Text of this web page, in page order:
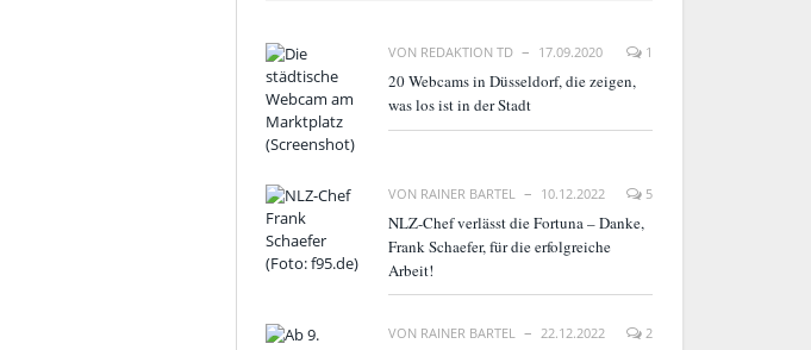
VON REDAKTION TD 17.09.2020 1
20 Webcams in Düsseldorf, die zeigen,
was los ist in der Stadt
VON RAINER BARTEL 10.12.2022 5
NLZ-Chef verlässt die Fortuna – Danke,
Frank Schaefer, für die erfolgreiche
Arbeit!
VON RAINER BARTEL 22.12.2022 2